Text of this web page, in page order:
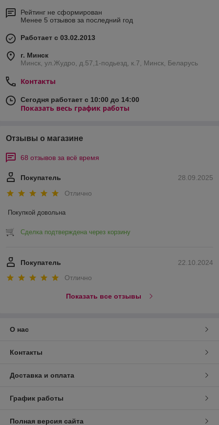
Рейтинг не сформирован
Менее 5 отзывов за последний год
Работает с 03.02.2013
г. Минск
Минск, ул.Жудро, д.57,1-подьезд, к.7, Минск, Беларусь
Контакты
Сегодня работает с 10:00 до 14:00
Показать весь график работы
Отзывы о магазине
68 отзывов за всё время
28.09.2025
Покупатель
Отлично
Покупкой довольна
Сделка подтверждена через корзину
22.10.2024
Покупатель
Отлично
Показать все отзывы
О нас
Контакты
Доставка и оплата
График работы
Полная версия сайта